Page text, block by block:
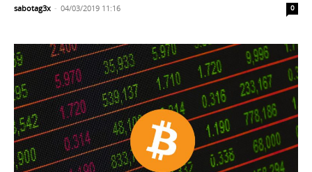
sabotag3x - 04/03/2019 11:16 0